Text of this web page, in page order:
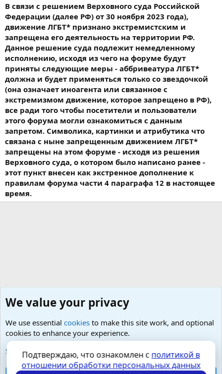
В связи с решением Верховного суда Российской
Федерации (далее РФ) от 30 ноября 2023 года),
движение ЛГБТ* признано экстремистским и
запрещена его деятельность на территории РФ.
Данное решение суда подлежит немедленному
исполнению, исходя из чего на форуме будут
приняты следующие меры - аббривеатура ЛГБТ*
должна и будет применяться только со звездочкой
(она означает иноагента или связанное с
экстремизмом движение, которое запрещено в РФ),
все ради того чтобы посетители и пользователи
этого форума могли ознакомиться с данным
запретом. Символика, картинки и атрибутика что
связана с ныне запрещенным движением ЛГБТ*
запрещены на этом форуме - исходя из решения
Верховного суда, о котором было написано ранее -
этот пункт внесен как экстренное дополнение к
правилам форума части 4 параграфа 12 в настоящее
время.
Малая урология- простатит, тазовые боли, фиброз
Cookies Russian (RU)
We value your privacy
We use essential cookies to make this site work, and optional
cookies to enhance your experience.
See further information and configure your preferences
Подтверждаю, что ознакомлен с политикой в
отношении обработки персональных данных